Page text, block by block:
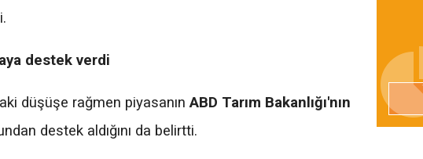
destek verdi
düşüşe rağmen piyasanınABD Tarım Bakanlığı'nın
destek aldığını da belirtti.